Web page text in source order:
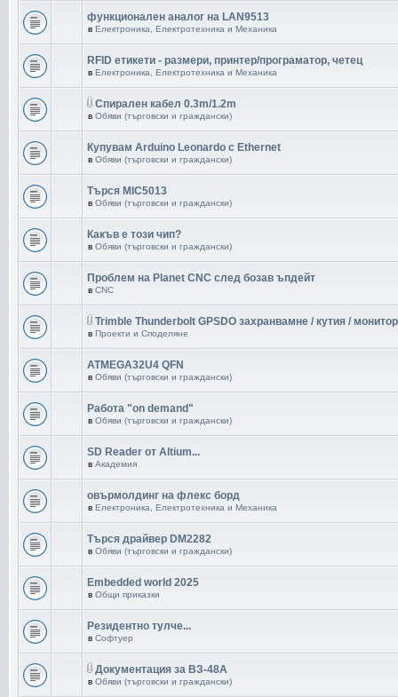
функционален аналог на LAN9513
в Електроника, Електротехника и Механика
RFID етикети - размери, принтер/програматор, четец
в Електроника, Електротехника и Механика
Спирален кабел 0.3m/1.2m
в Обяви (търговски и граждански)
Купувам Arduino Leonardo с Ethernet
в Обяви (търговски и граждански)
Търся MIC5013
в Обяви (търговски и граждански)
Какъв е този чип?
в Обяви (търговски и граждански)
Проблем на Planet CNC след бозав ъпдейт
в CNC
Trimble Thunderbolt GPSDO захранвамне / кутия / монитор
в Проекти и Споделяне
ATMEGA32U4 QFN
в Обяви (търговски и граждански)
Работа "on demand"
в Обяви (търговски и граждански)
SD Reader от Altium...
в Академия
овърмолдинг на флекс борд
в Електроника, Електротехника и Механика
Търся драйвер DM2282
в Обяви (търговски и граждански)
Embedded world 2025
в Общи приказки
Резидентно тулче...
в Софтуер
Документация за ВЗ-48А
в Обяви (търговски и граждански)